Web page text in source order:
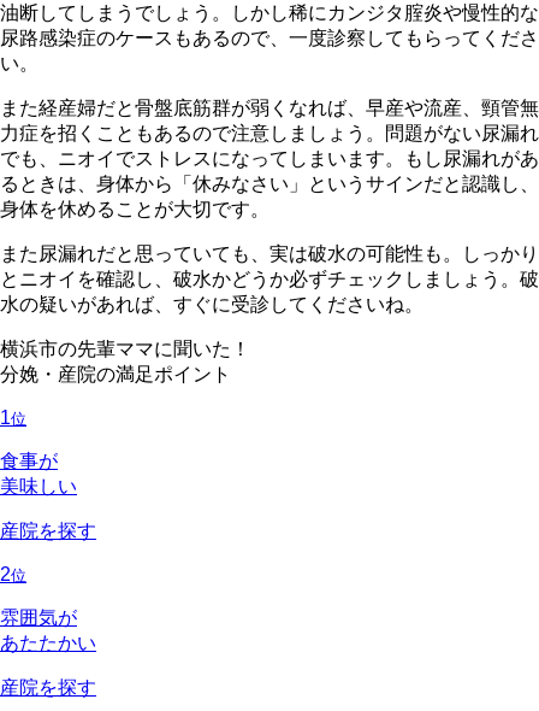
油断してしまうでしょう。しかし稀にカンジタ腟炎や慢性的な
尿路感染症のケースもあるので、一度診察してもらってくださ
い。
また経産婦だと骨盤底筋群が弱くなれば、早産や流産、頸管無
力症を招くこともあるので注意しましょう。問題がない尿漏れ
でも、ニオイでストレスになってしまいます。もし尿漏れがあ
るときは、身体から「休みなさい」というサインだと認識し、
身体を休めることが大切です。
また尿漏れだと思っていても、実は破水の可能性も。しっかり
とニオイを確認し、破水かどうか必ずチェックしましょう。破
水の疑いがあれば、すぐに受診してくださいね。
横浜市の先輩ママに聞いた！
分娩・産院の満足ポイント
1位
食事が
美味しい
産院を探す
2位
雰囲気が
あたたかい
産院を探す